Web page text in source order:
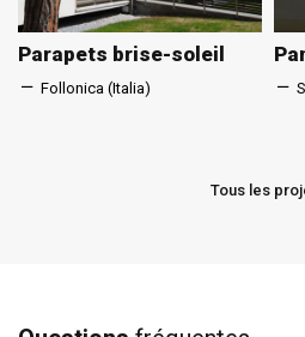
Parapets brise-soleil
Follonica (Italia)
Tous les